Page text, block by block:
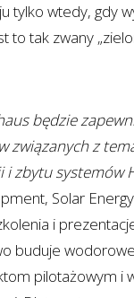
tylko wtedy, gdy
to tak zwany
będzie
związanych z
zbytu systemów
Solar
i
buduje
pilotażowym i